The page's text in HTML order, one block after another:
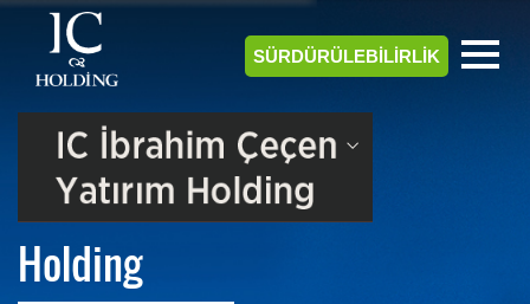
SÜRDÜRÜLEBİLİRLİK
Holding